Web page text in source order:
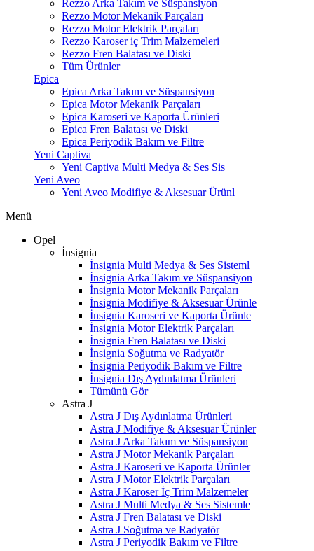
Rezzo Arka Takım ve Süspansiyon
Rezzo Motor Mekanik Parçaları
Rezzo Motor Elektrik Parçaları
Rezzo Karoser iç Trim Malzemeleri
Rezzo Fren Balatası ve Diski
Tüm Ürünler
Epica
Epica Arka Takım ve Süspansiyon
Epica Motor Mekanik Parçaları
Epica Karoseri ve Kaporta Ürünleri
Epica Fren Balatası ve Diski
Epica Periyodik Bakım ve Filtre
Yeni Captiva
Yeni Captiva Multi Medya & Ses Sis
Yeni Aveo
Yeni Aveo Modifiye & Aksesuar Ürünl
Menü
Opel
İnsignia
İnsignia Multi Medya & Ses Sisteml
İnsignia Arka Takım ve Süspansiyon
İnsignia Motor Mekanik Parçaları
İnsignia Modifiye & Aksesuar Ürünle
İnsignia Karoseri ve Kaporta Ürünle
İnsignia Motor Elektrik Parçaları
İnsignia Fren Balatası ve Diski
İnsignia Soğutma ve Radyatör
İnsignia Periyodik Bakım ve Filtre
İnsignia Dış Aydınlatma Ürünleri
Tümünü Gör
Astra J
Astra J Dış Aydınlatma Ürünleri
Astra J Modifiye & Aksesuar Ürünler
Astra J Arka Takım ve Süspansiyon
Astra J Motor Mekanik Parçaları
Astra J Karoseri ve Kaporta Ürünler
Astra J Motor Elektrik Parçaları
Astra J Karoser İç Trim Malzemeler
Astra J Multi Medya & Ses Sistemle
Astra J Fren Balatası ve Diski
Astra J Soğutma ve Radyatör
Astra J Periyodik Bakım ve Filtre